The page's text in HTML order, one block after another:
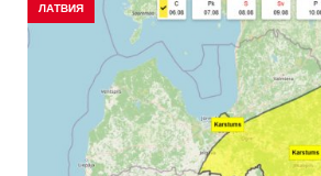
ЛАТВИЯ